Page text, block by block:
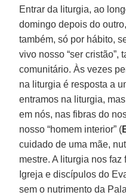
Entrar da liturgia, ao
domingo depois do
também, só por hábito,
vivo nosso “ser cristão”,
comunitário. Às vezes
na liturgia é resposta a
entramos na liturgia,
em nós, nas fibras do
nosso “homem interior” (
cuidado de uma mãe,
mestre. A liturgia nos
Igreja e discípulos do
sem o nutrimento da